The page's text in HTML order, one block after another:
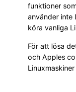
funktioner
använder inte
köra vanliga
För att lösa
och Apples